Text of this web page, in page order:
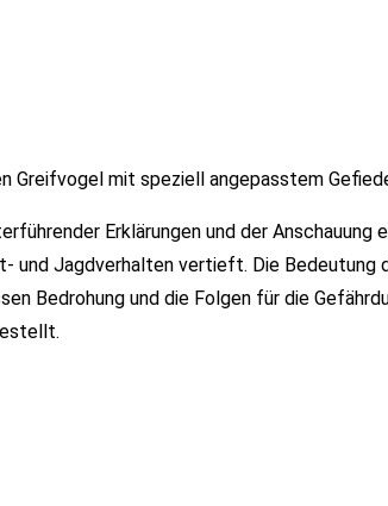
Greifvogel mit speziell angepasstem
Erklärungen und der Anschauung
und Jagdverhalten vertieft. Die
Bedrohung und die Folgen für die